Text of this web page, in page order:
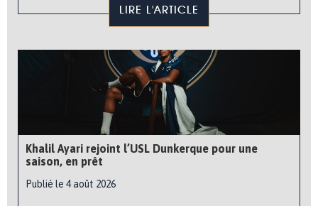
LIRE L'ARTICLE
Khalil Ayari rejoint l’USL Dunkerque pour une
saison, en prêt
Publié le 4 août 2026